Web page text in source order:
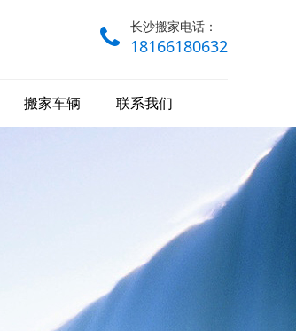
长沙搬家电话：
18166180632
搬家车辆 联系我们